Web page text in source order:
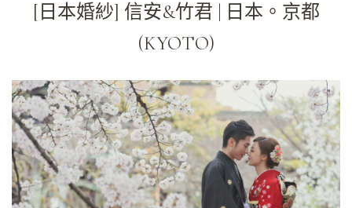
[日本婚紗] 信安&竹君 | 日本。京都
(KYOTO)